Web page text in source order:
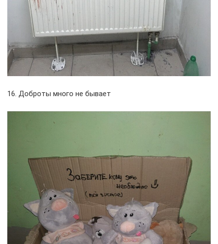
16. Доброты много не бывает